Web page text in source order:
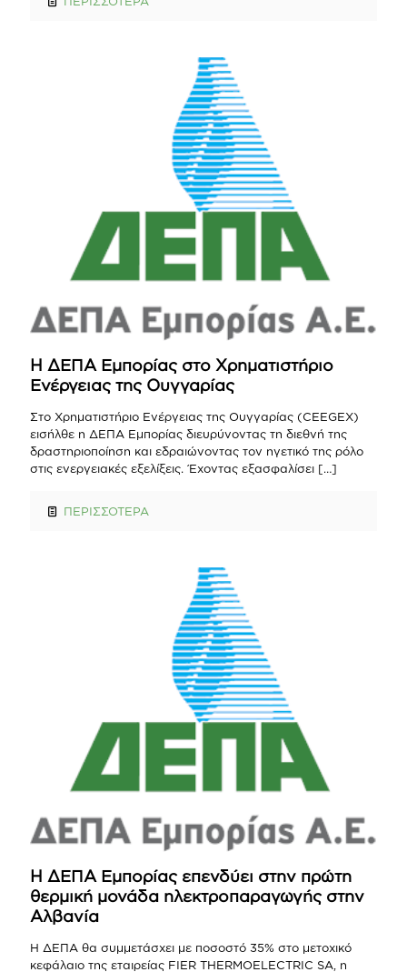
Η ΔΕΠΑ Εμπορίας στο Χρηματιστήριο
Ενέργειας της Ουγγαρίας
Στο Χρηματιστήριο Ενέργειας της Ουγγαρίας (CEEGEX)
εισήλθε η ΔΕΠΑ Εμπορίας διευρύνοντας τη διεθνή της
δραστηριοποίηση και εδραιώνοντας τον ηγετικό της ρόλο
στις ενεργειακές εξελίξεις. Έχοντας εξασφαλίσει […]
ΠΕΡΙΣΣΟΤΕΡΑ
Η ΔΕΠΑ Εμπορίας επενδύει στην πρώτη
θερμική μονάδα ηλεκτροπαραγωγής στην
Αλβανία
Η ΔΕΠΑ θα συμμετάσχει με ποσοστό 35% στο μετοχικό
κεφάλαιο της εταιρείας FIER THERMOELECTRIC SA, η